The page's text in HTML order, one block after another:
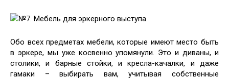
№7. Мебель для эркерного выступа
Обо всех предметах мебели, которые имеют место быть
в эркере, мы уже косвенно упомянули. Это и диваны, и
столики, и барные стойки, и кресла-качалки, и даже
гамаки – выбирать вам, учитывая собственные